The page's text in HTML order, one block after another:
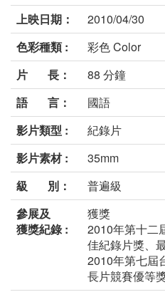
上映日期：
2010/04/30
色彩種類 :
彩色 Color
片 長：
88 分鐘
語 言：
國語
影片類型 :
紀錄片
影片素材 :
35mm
級 別：
普遍級
參展及
獲獎紀錄 :
獲獎
2010年第十二
佳紀錄片獎、
2010年第七屆
長片競賽優等